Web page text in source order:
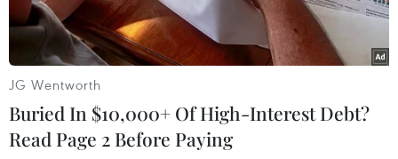
#Khí metan #Khí quyển
#Hiệu ứng nhà kính
JG Wentworth
Buried In $10,000+ Of High-Interest Debt?
Read Page 2 Before Paying